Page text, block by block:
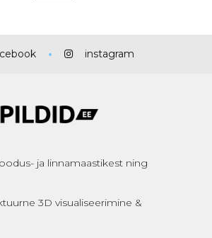
instagram
ja linnamaastikest ning
3D visualiseerimine &